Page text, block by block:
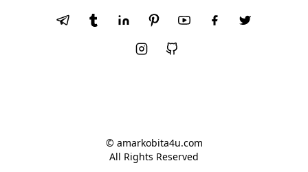
© amarkobita4u.com
All Rights Reserved